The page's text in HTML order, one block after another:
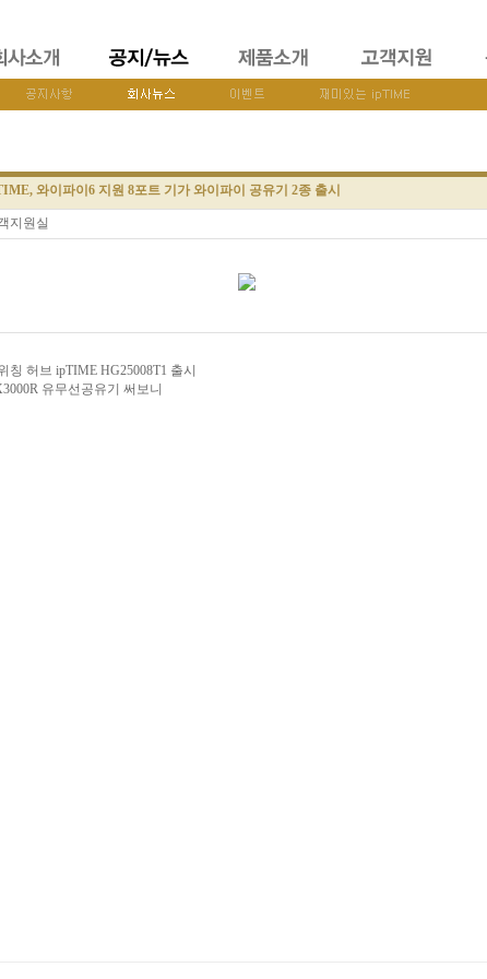
와이파이6 지원 8포트 기가 와이파이 공유기 2종 출시
지원실
허브 ipTIME HG25008T1 출시
유무선공유기 써보니